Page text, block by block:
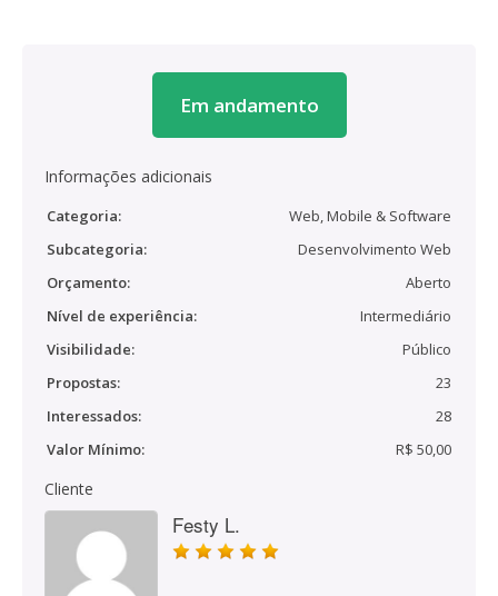
Em andamento
Informações adicionais
Categoria:
Web, Mobile & Software
Subcategoria:
Desenvolvimento Web
Orçamento:
Aberto
Nível de experiência:
Intermediário
Visibilidade:
Público
Propostas:
23
Interessados:
28
Valor Mínimo:
R$ 50,00
Cliente
Festy L.